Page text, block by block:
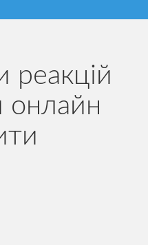
реакцій
онлайн